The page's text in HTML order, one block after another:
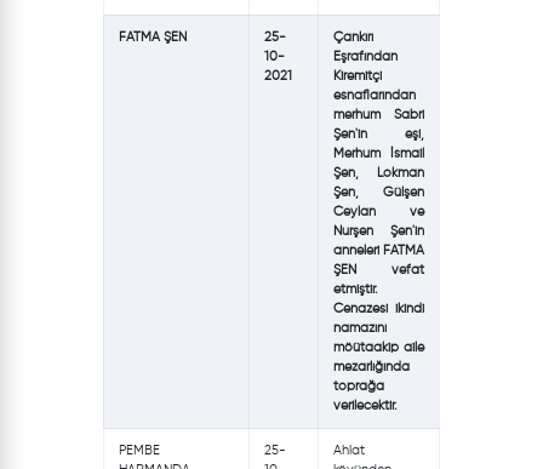
FATMA ŞEN
25-
10-
2021
Çankırı
Eşrafından
Kiremitçi
esnaflarından
merhum Sabri
Şen'in eşi,
Merhum İsmail
Şen, Lokman
Şen, Gülşen
Ceylan ve
Nurşen Şen'in
anneleri FATMA
ŞEN vefat
etmiştir.
Cenazesi ikindi
namazını
möütaakip aile
mezarlığında
toprağa
verilecektir.
PEMBE
25-
Ahlat